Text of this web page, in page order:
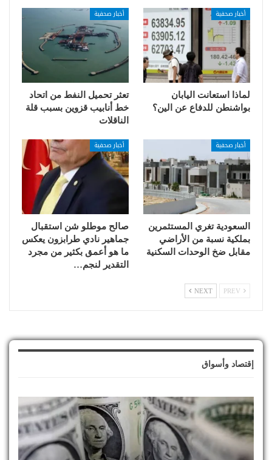
أخبار صحفية
لماذا استعانت اليابان
بواشنطن للدفاع عن الين؟
أخبار صحفية
تعثر تحميل النفط من اتحاد
خط أنابيب قزوين بسبب قلة
الناقلات
أخبار صحفية
السعودية تغري المستثمرين
بملكية نسبة من الأراضي
مقابل ضخ الوحدات السكنية
أخبار صحفية
صالح موطلو شن استقبال
جماهير نادي طرابزون يعكس
ما هو أعمق بكثير من مجرد
التقدير لنجم…
NEXT
إقتصاد وأسواق